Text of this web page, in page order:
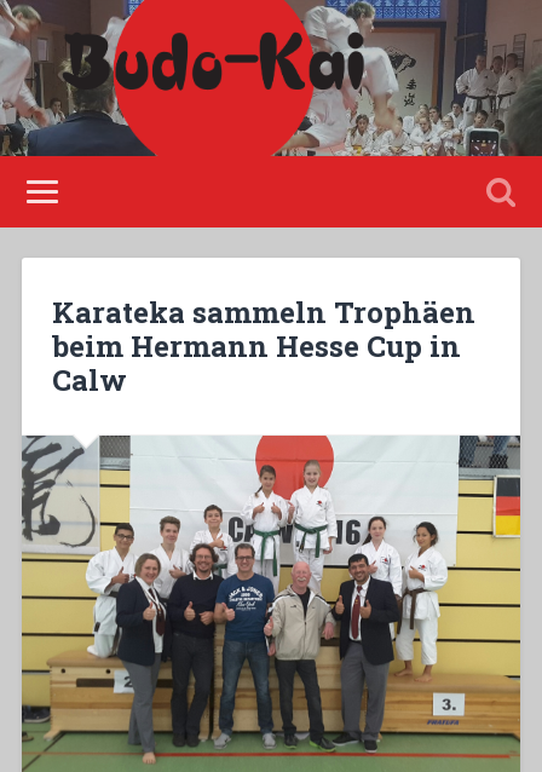
Please disable Adblock!
Karateka sammeln Trophäen
beim Hermann Hesse Cup in
Calw